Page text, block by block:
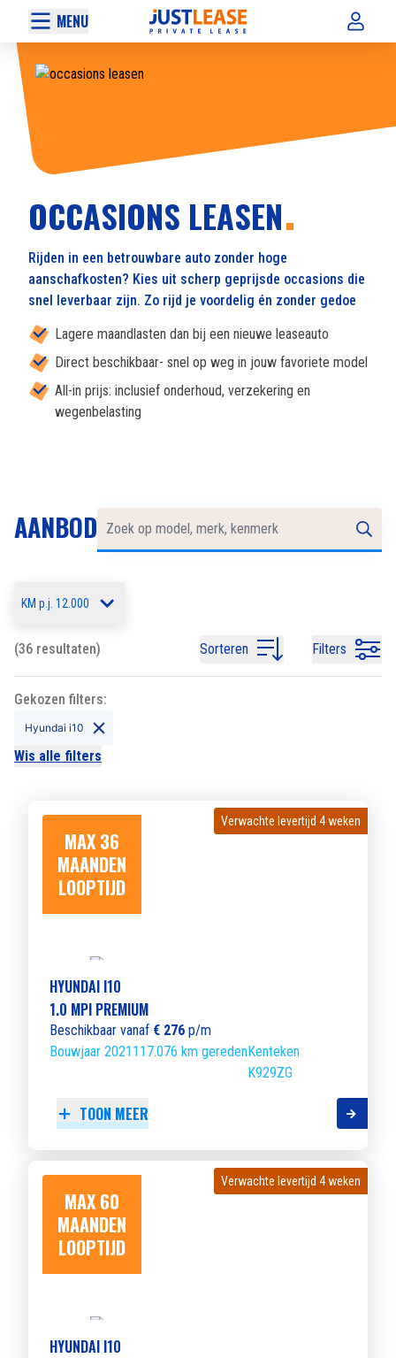
MENU
OCCASIONS LEASEN
Rijden in een betrouwbare auto zonder hoge
aanschafkosten? Kies uit scherp geprijsde occasions die
snel leverbaar zijn. Zo rijd je voordelig én zonder gedoe
Lagere maandlasten dan bij een nieuwe leaseauto
Direct beschikbaar- snel op weg in jouw favoriete model
All-in prijs: inclusief onderhoud, verzekering en
wegenbelasting
AANBOD
KM p.j. 12.000
(36 resultaten) Sorteren Filters
Gekozen filters:
Hyundai i10
Wis alle filters
MAX 36
MAANDEN
LOOPTIJD
Verwachte levertijd 4 weken
Verwachte levertijd 4 weken
HYUNDAI I10
1.0 MPI PREMIUM
Beschikbaar vanaf € 276 p/m
Bouwjaar 2021117.076 km geredenKenteken
K929ZG
TOON MEER
MAX 60
MAANDEN
LOOPTIJD
Verwachte levertijd 4 weken
Verwachte levertijd 4 weken
HYUNDAI I10